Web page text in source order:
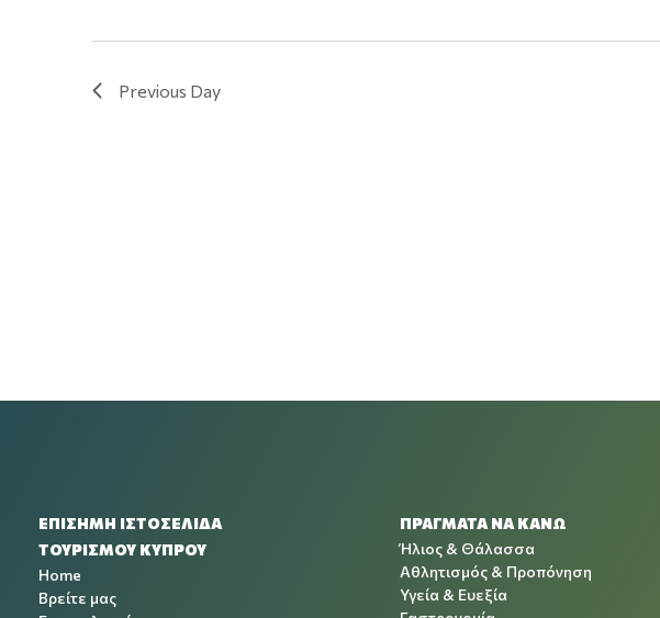
Previous Day
ΕΠΙΣΗΜΗ ΙΣΤΟΣΕΛΙΔΑ
ΤΟΥΡΙΣΜΟΥ ΚΥΠΡΟΥ
Home
Βρείτε μας
ΠΡΑΓΜΑΤΑ ΝΑ ΚΑΝΩ
Ήλιος & Θάλασσα
Αθλητισμός & Προπόνηση
Υγεία & Ευεξία